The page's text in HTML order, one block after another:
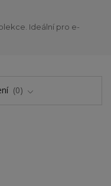
Ideální pro e-
0